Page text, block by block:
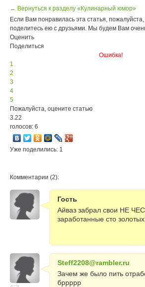
← Вернуться к разделу «Кулинарный юмор»
Если Вам понравилась эта статья,
поделитесь ею с друзьями. Мы будем Вам
Оценить
Поделиться
Ошибка!
1
2
3
4
5
Пожалуйста, оцените статью
3.22
голосов: 6
Уже поделились: 1
Комментарии (2):
Гость
Айваз забрал свои НЕ
заработанные сто
Steff2208@rambler.ru
Зачем же было пить
бррррр